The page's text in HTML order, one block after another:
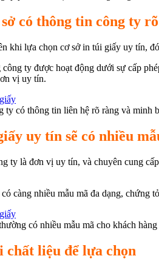
có thông tin công ty
khi lựa chọn cơ sở in túi giấy uy tín,
ty được hoạt động dưới sự cấp
vị uy tín.
ty có thông tin liên hệ rõ ràng và minh
uy tín sẽ có nhiều
ty là đơn vị uy tín, và chuyên cung
càng nhiều mẫu mã đa dạng, chứng
có nhiều mẫu mã cho khách hàng
chất liệu để lựa chọn